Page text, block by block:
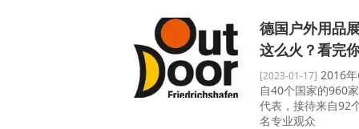
德国户外用品
这么火？看完
[2023-01-17] 2016
自40个国家的960
代表，接待来自92
名专业观众